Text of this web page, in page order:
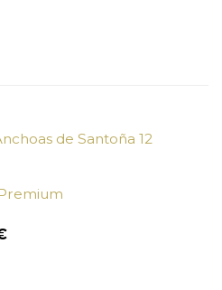
de Santoña 12
El